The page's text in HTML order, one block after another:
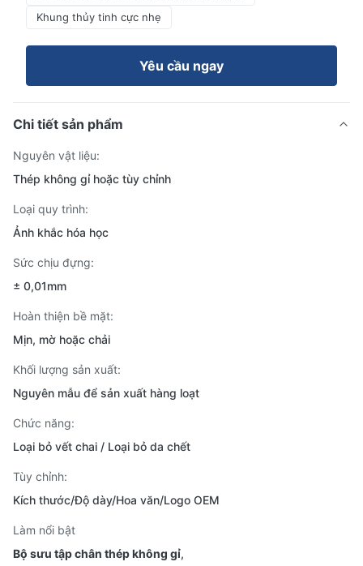
Khung thủy tinh cực nhẹ
Yêu cầu ngay
Chi tiết sản phẩm
Nguyên vật liệu:
Thép không gỉ hoặc tùy chỉnh
Loại quy trình:
Ảnh khắc hóa học
Sức chịu đựng:
± 0,01mm
Hoàn thiện bề mặt:
Mịn, mờ hoặc chải
Khối lượng sản xuất:
Nguyên mẫu để sản xuất hàng loạt
Chức năng:
Loại bỏ vết chai / Loại bỏ da chết
Tùy chỉnh:
Kích thước/Độ dày/Hoa văn/Logo OEM
Làm nổi bật
Bộ sưu tập chân thép không gỉ,